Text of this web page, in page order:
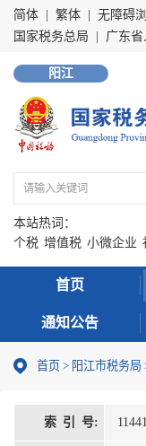
简体 繁体
无障碍
国家税务总局
广东
阳江
本站热词：
个税 增值税 小微企业
首页
通知公告
首页 > 阳江市税务局
索 引 号: